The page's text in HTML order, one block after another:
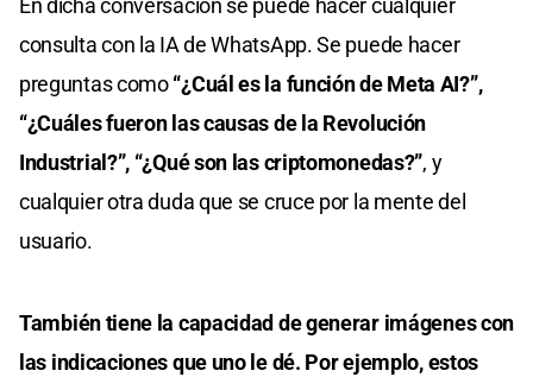
En dicha conversación se puede hacer cualquier
consulta con la IA de WhatsApp. Se puede hacer
preguntas como“¿Cuál es la función de Meta AI?”,
“¿Cuáles fueron las causas de la Revolución
Industrial?”, “¿Qué son las criptomonedas?”, y
cualquier otra duda que se cruce por la mente del
usuario.
También tiene la capacidad de generar imágenes con
las indicaciones que uno le dé. Por ejemplo, estos